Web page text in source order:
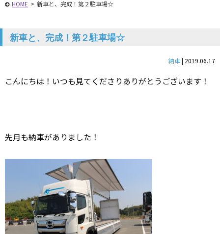
HOME > 新車と、完成！第２駐車場☆
新車と、完成！第２駐車場☆
納車| 2019.06.17
こんにちは！いつも見てくださりありがとうございます！
先月も納車がありました！